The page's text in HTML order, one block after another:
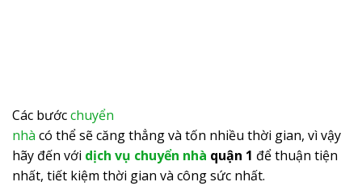
Các bướcchuyển
nhà có thể sẽ căng thẳng và tốn nhiều thời gian, vì vậy
hãy đến với dịch vụ chuyển nhà quận 1 để thuận tiện
nhất, tiết kiệm thời gian và công sức nhất.